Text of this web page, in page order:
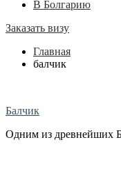
В Болгарию
Заказать визу
Главная
балчик
Балчик
Одним из древнейших